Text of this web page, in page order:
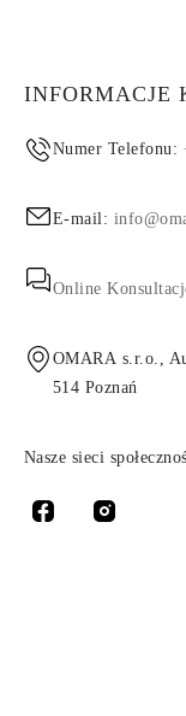
INFORMACJE
Numer Telefonu:
E-mail:
Online
OMARA s.r.o.,
514 Poznań
Nasze sieci